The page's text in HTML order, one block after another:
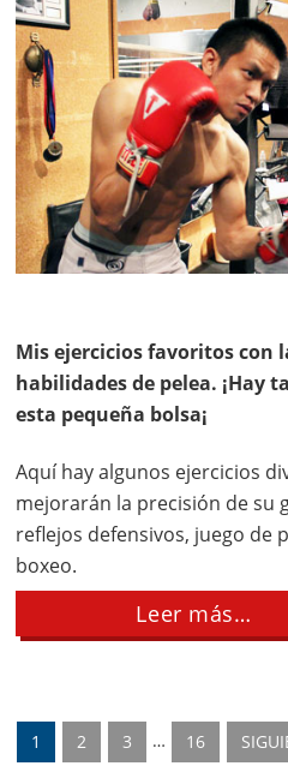
Mis ejercicios favoritos con
habilidades de pelea. ¡Hay
esta pequeña bolsa¡
Aquí hay algunos ejercicios
mejorarán la precisión de su
reflejos defensivos, juego de
boxeo.
Leer más…
Page
1 Page
2 Page
3
Interim
pages
… Page
16